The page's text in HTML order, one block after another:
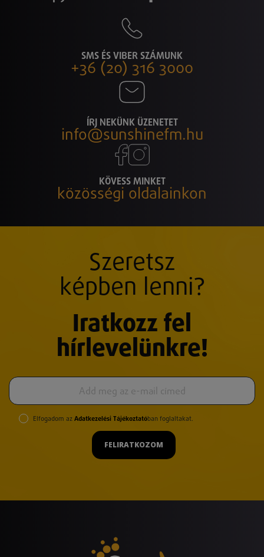
SMS ÉS VIBER SZÁMUNK
+36 (20) 316 3000
ÍRJ NEKÜNK ÜZENETET
info@sunshinefm.hu
KÖVESS MINKET
közösségi oldalainkon
Szeretsz
képben lenni?
Iratkozz fel
hírlevelünkre!
Elfogadom az Adatkezelési Tájékoztatóban foglaltakat.
FELIRATKOZOM